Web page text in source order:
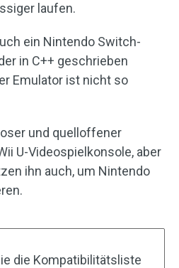
laufen.
ein Nintendo Switch-
in C++ geschrieben
Emulator ist nicht so
und quelloffener
U-Videospielkonsole, aber
ihn auch, um Nintendo
die Kompatibilitätsliste